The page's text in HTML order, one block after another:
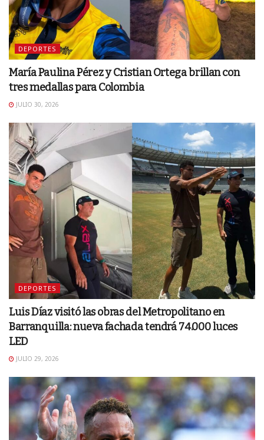
DEPORTES
María Paulina Pérez y Cristian Ortega brillan con
tres medallas para Colombia
JULIO 30, 2026
DEPORTES
Luis Díaz visitó las obras del Metropolitano en
Barranquilla: nueva fachada tendrá 74.000 luces
LED
JULIO 29, 2026